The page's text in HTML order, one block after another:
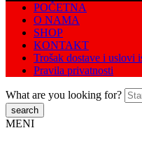
POČETNA
O NAMA
SHOP
KONTAKT
Trošak dostave i uslovi
Pravila privatnosti
What are you looking for?
MENI